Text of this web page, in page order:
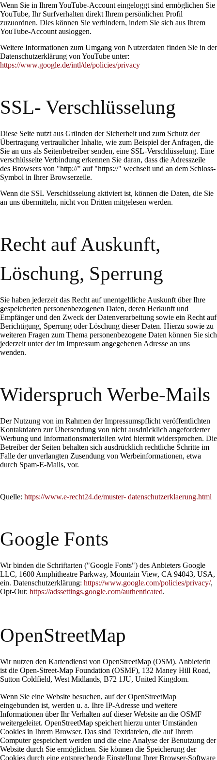
Wenn Sie in Ihrem YouTube-Account eingeloggt sind ermöglichen Sie
YouTube, Ihr Surfverhalten direkt Ihrem persönlichen Profil
zuzuordnen. Dies können Sie verhindern, indem Sie sich aus Ihrem
YouTube-Account ausloggen.
Weitere Informationen zum Umgang von Nutzerdaten finden Sie in der
Datenschutzerklärung von YouTube unter:
https://www.google.de/intl/de/policies/privacy
SSL- Verschlüsselung
Diese Seite nutzt aus Gründen der Sicherheit und zum Schutz der
Übertragung vertraulicher Inhalte, wie zum Beispiel der Anfragen, die
Sie an uns als Seitenbetreiber senden, eine SSL-Verschlüsselung. Eine
verschlüsselte Verbindung erkennen Sie daran, dass die Adresszeile
des Browsers von "http://" auf "https://" wechselt und an dem Schloss-
Symbol in Ihrer Browserzeile.
Wenn die SSL Verschlüsselung aktiviert ist, können die Daten, die Sie
an uns übermitteln, nicht von Dritten mitgelesen werden.
Recht auf Auskunft,
Löschung, Sperrung
Sie haben jederzeit das Recht auf unentgeltliche Auskunft über Ihre
gespeicherten personenbezogenen Daten, deren Herkunft und
Empfänger und den Zweck der Datenverarbeitung sowie ein Recht auf
Berichtigung, Sperrung oder Löschung dieser Daten. Hierzu sowie zu
weiteren Fragen zum Thema personenbezogene Daten können Sie sich
jederzeit unter der im Impressum angegebenen Adresse an uns
wenden.
Widerspruch Werbe-Mails
Der Nutzung von im Rahmen der Impressumspflicht veröffentlichten
Kontaktdaten zur Übersendung von nicht ausdrücklich angeforderter
Werbung und Informationsmaterialien wird hiermit widersprochen. Die
Betreiber der Seiten behalten sich ausdrücklich rechtliche Schritte im
Falle der unverlangten Zusendung von Werbeinformationen, etwa
durch Spam-E-Mails, vor.
Quelle: https://www.e-recht24.de/muster- datenschutzerklaerung.html
Google Fonts
Wir binden die Schriftarten ("Google Fonts") des Anbieters Google
LLC, 1600 Amphitheatre Parkway, Mountain View, CA 94043, USA,
ein. Datenschutzerklärung: https://www.google.com/policies/privacy/,
Opt-Out: https://adssettings.google.com/authenticated.
OpenStreetMap
Wir nutzen den Kartendienst von OpenStreetMap (OSM). Anbieterin
ist die Open-Street-Map Foundation (OSMF), 132 Maney Hill Road,
Sutton Coldfield, West Midlands, B72 1JU, United Kingdom.
Wenn Sie eine Website besuchen, auf der OpenStreetMap
eingebunden ist, werden u. a. Ihre IP-Adresse und weitere
Informationen über Ihr Verhalten auf dieser Website an die OSMF
weitergeleitet. OpenStreetMap speichert hierzu unter Umständen
Cookies in Ihrem Browser. Das sind Textdateien, die auf Ihrem
Computer gespeichert werden und die eine Analyse der Benutzung der
Website durch Sie ermöglichen. Sie können die Speicherung der
Cookies durch eine entsprechende Einstellung Ihrer Browser-Software